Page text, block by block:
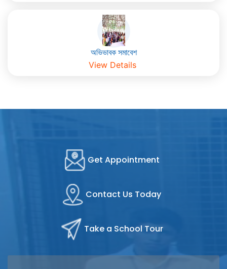
অভিভাবক সমাবেশ
View Details
Get Appointment
Contact Us Today
Take a School Tour